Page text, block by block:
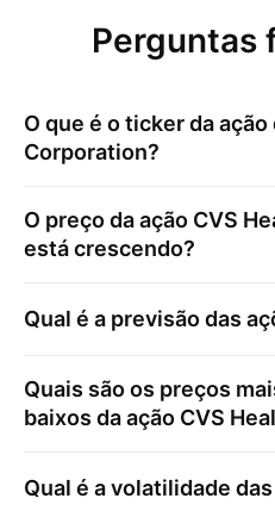
Perguntas
O que é o ticker da ação
Corporation?
O preço da ação CVS
está crescendo?
Qual é a previsão das
Quais são os preços
baixos da ação CVS
Qual é a volatilidade